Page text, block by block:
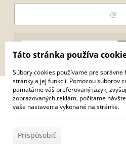
© 2026 WEXBO |
Táto stránka používa
Súbory cookies používame pre správne
stránky a jej funkcií. Pomocou súborov
pamätáme váš preferovaný jazyk,
zobrazovaných reklám, počítame
vaše nastavenia vykonané na stránke.
Prispôsobiť